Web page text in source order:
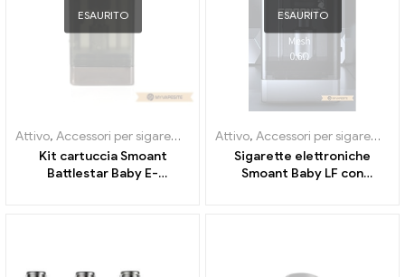
ESAURITO
Attivo, Accessori per sigarette elettroniche ,Evaporatore
Kit cartuccia Smoant
Battlestar Baby E-
ESAURITO
Attivo, Accessori per sigarette elettroniche
Sigarette elettroniche
Smoant Baby LF con